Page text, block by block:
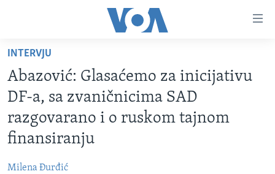
glavni
sadržaj
Idi
na
glavnu
navigaciju
na
NASLOVNA
BALKAN
OTVORENI STUDIO
Learning English
INTERVJU
Abazović: Glasaćemo za inicijativu
DF-a, sa zvaničnicima SAD
razgovarano i o ruskom tajnom
finansiranju
Milena Đurđić